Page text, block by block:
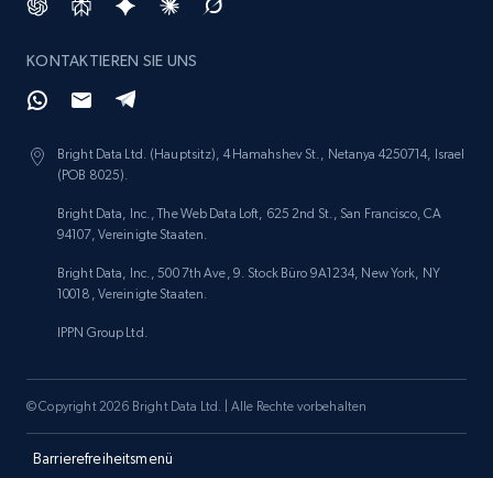
Asin, URL, Name, Sponsored, Initial price, Final
Target
URL, Product id, Title, Product description,
1.3K+
KONTAKTIEREN SIE UNS
Bright Data Ltd. (Hauptsitz), 4 Hamahshev St., Netanya 4250714, Israel
(POB 8025).
Bright Data, Inc., The Web Data Loft, 625 2nd St., San Francisco, CA
94107, Vereinigte Staaten.
Bright Data, Inc., 500 7th Ave, 9. Stock Büro 9A1234, New York, NY
10018, Vereinigte Staaten.
IPPN Group Ltd.
Barrierefreiheitsmenü
© Copyright 2026 Bright Data Ltd. | Alle Rechte vorbehalten